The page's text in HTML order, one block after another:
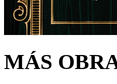
MÁS